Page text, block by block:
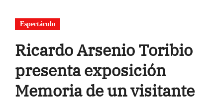
Espectáculo
Ricardo Arsenio Toribio
presenta exposición
Memoria de un visitante